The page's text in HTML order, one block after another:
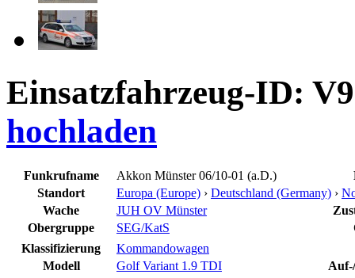
Einsatzfahrzeug-ID:
hochladen
Funkrufname Akkon Münster 06/10-01 (a.D.)
Standort
Europa (Europe) › Deutschland (Germany) ›
Wache
JUH OV Münster
Obergruppe
SEG/KatS
Klassifizierung
Kommandowagen
Modell
Golf Variant 1.9 TDI